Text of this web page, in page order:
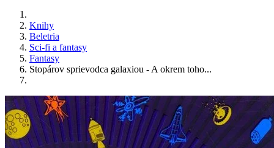
Knihy
Beletria
Sci-fi a fantasy
Fantasy
Stopárov sprievodca galaxiou - A okrem toho...